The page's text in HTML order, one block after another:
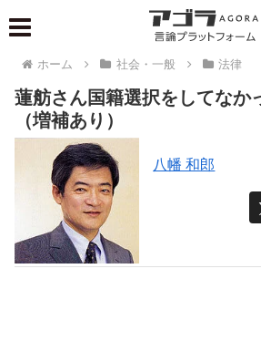
ホーム 社会・一般 法律
蓮舫さん国籍選択をしてなか
（増補あり）
八幡 和郎